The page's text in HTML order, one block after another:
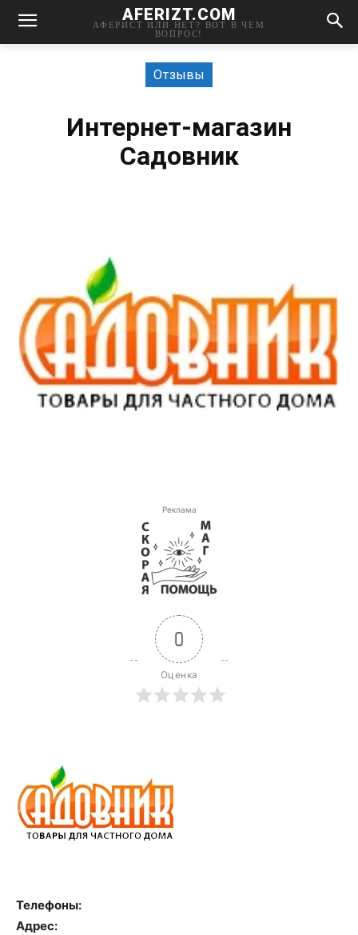
AFERIZT.COM
АФЕРИСТ ИЛИ НЕТ? ВОТ В ЧЕМ
ВОПРОС!
Отзывы
Интернет-магазин
Садовник
Реклама
0
Оценка
Телефоны:
Адрес: